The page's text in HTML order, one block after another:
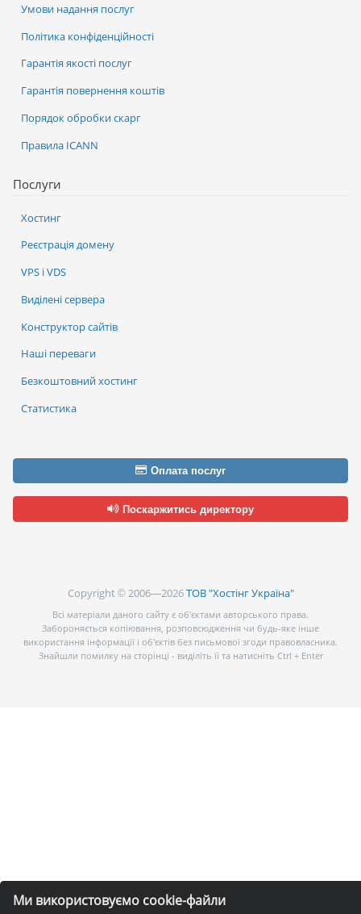
Ми використовуємо cookie-файли
Послуги
Хостинг
Реєстрація домену
VPS і VDS
Виділені сервера
Конструктор сайтів
Наші переваги
Безкоштовний хостинг
Статистика
Умови надання послуг
Політика конфіденційності
Гарантія якості послуг
Гарантія повернення коштів
Порядок обробки скарг
Правила ICANN
Оплата послуг
Поскаржитись директору
Copyright © 2006—2026ТОВ "Хостінг Україна"
Всі матеріали даного сайту є об’єктами авторського права.
Забороняється копіювання, розповсюдження чи будь-яке інше
використання інформації і об’єктів без письмової згоди правовласника.
Знайшли помилку на сторінці - виділіть її та натисніть Ctrl + Enter